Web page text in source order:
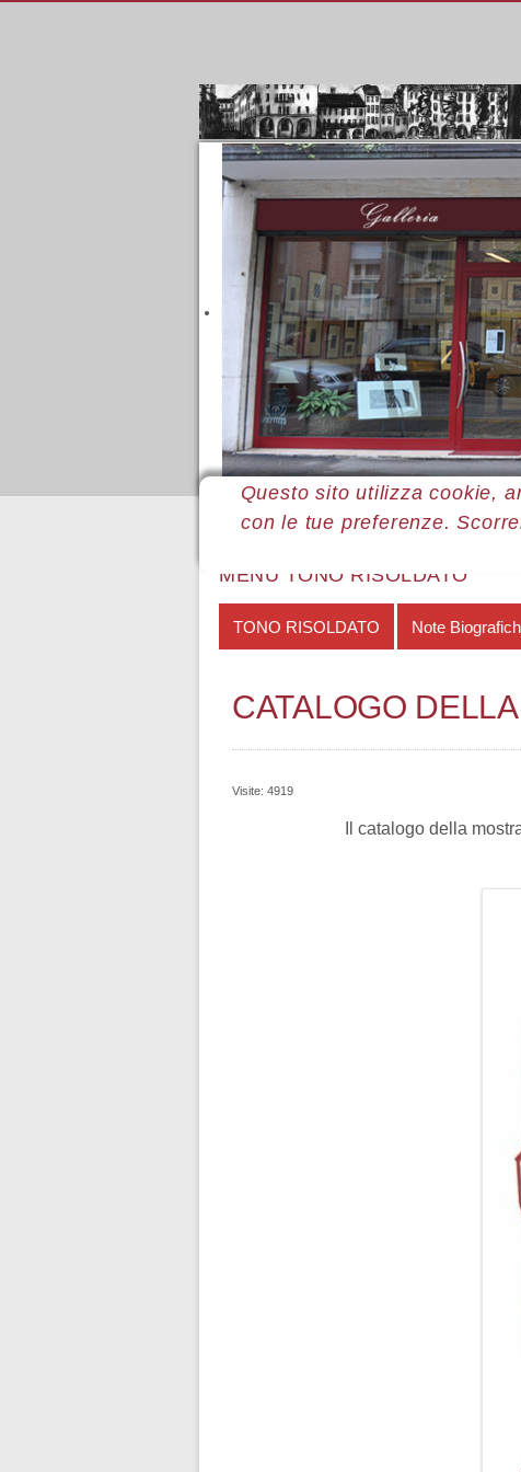
Questo sito utilizza cookie,
con le tue preferenze.
Sei qui: Home Le mostre Mostre
MENÙ TONO RISOLDATO
TONO RISOLDATO Note
CATALOGO
Visite: 4919
Il catalogo della